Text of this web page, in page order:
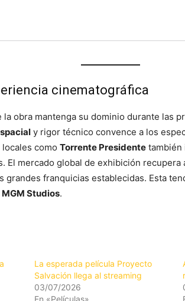
cinematográfica
obra mantenga su dominio durante las
y rigor técnico convence a los
como Torrente Presidente también
El mercado global de exhibición recupera
grandes franquicias establecidas. Esta
Studios.
La esperada película Proyecto
Salvación llega al streaming
03/07/2026
En «Películas»